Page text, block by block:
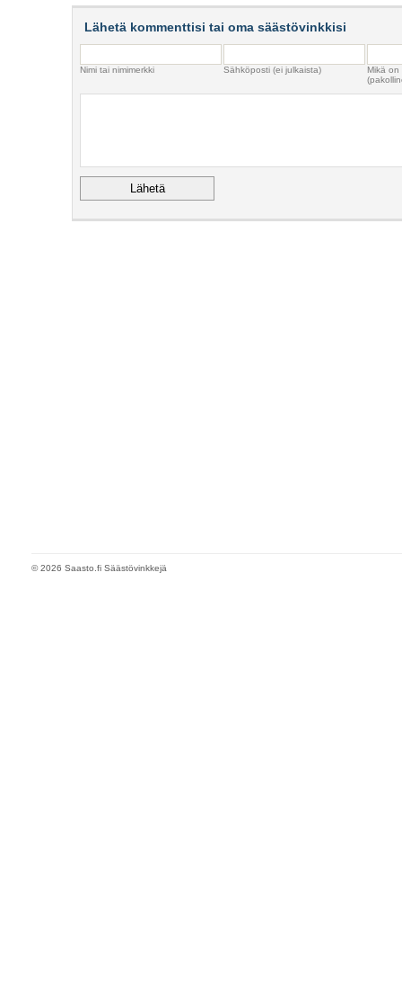
Lähetä kommenttisi tai oma säästövinkkisi
Nimi tai nimimerkki Sähköposti (ei julkaista)
Mikä
© 2026 Saasto.fi Säästövinkkejä